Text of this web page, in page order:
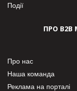
Події
ПРО В2В
Про нас
Наша команда
Реклама на порталі